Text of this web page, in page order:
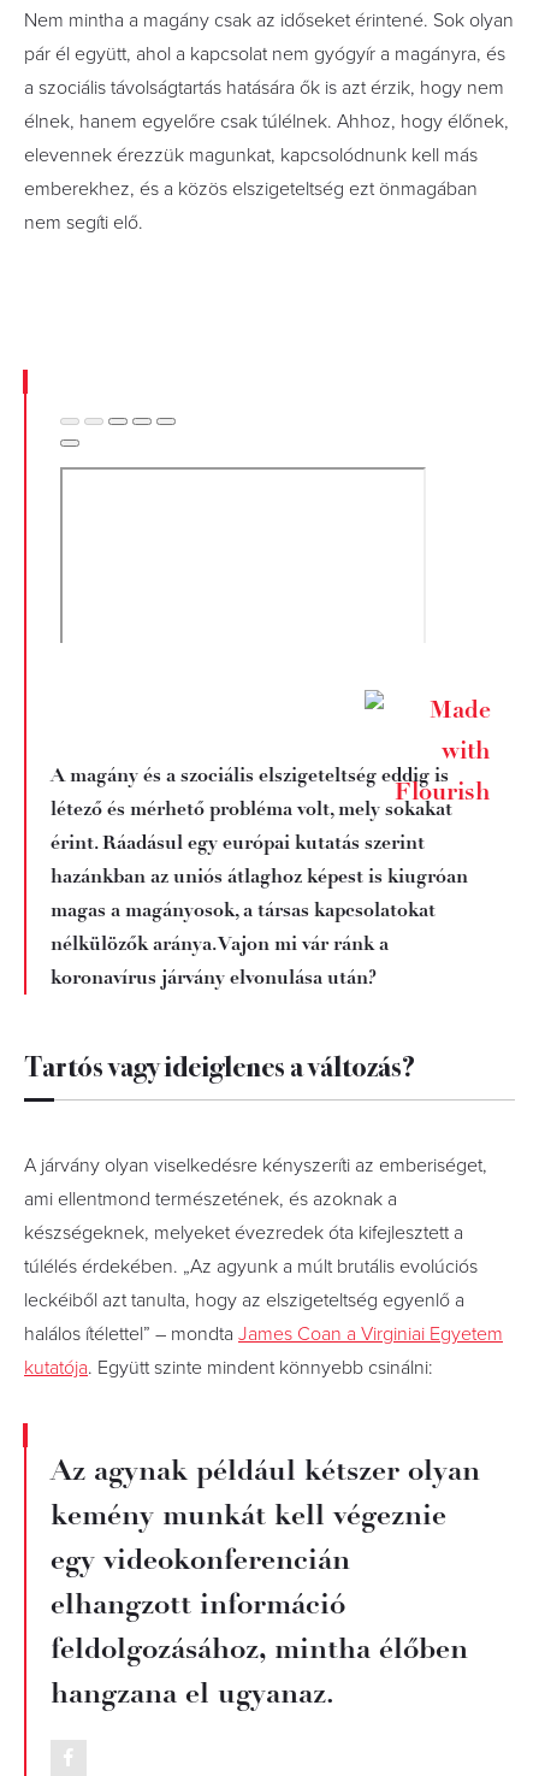
Nem mintha a magány csak az időseket érintené. Sok olyan
pár él együtt, ahol a kapcsolat nem gyógyír a magányra, és
a szociális távolságtartás hatására ők is azt érzik, hogy nem
élnek, hanem egyelőre csak túlélnek. Ahhoz, hogy élőnek,
elevennek érezzük magunkat, kapcsolódnunk kell más
emberekhez, és a közös elszigeteltség ezt önmagában
nem segíti elő.
A magány és a szociális elszigeteltség eddig is
létező és mérhető probléma volt, mely sokakat
érint. Ráadásul egy európai kutatás szerint
hazánkban az uniós átlaghoz képest is kiugróan
magas a magányosok, a társas kapcsolatokat
nélkülözők aránya. Vajon mi vár ránk a
koronavírus járvány elvonulása után?
Tartós vagy ideiglenes a változás?
A járvány olyan viselkedésre kényszeríti az emberiséget,
ami ellentmond természetének, és azoknak a
készségeknek, melyeket évezredek óta kifejlesztett a
túlélés érdekében. „Az agyunk a múlt brutális evolúciós
leckéiből azt tanulta, hogy az elszigeteltség egyenlő a
halálos ítélettel” – mondta James Coan a Virginiai Egyetem
kutatója. Együtt szinte mindent könnyebb csinálni:
Az agynak például kétszer olyan
kemény munkát kell végeznie
egy videokonferencián
elhangzott információ
feldolgozásához, mintha élőben
hangzana el ugyanaz.